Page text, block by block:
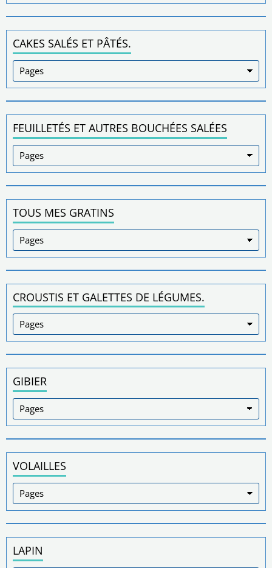
CAKES SALÉS ET PÂTÉS.
FEUILLETÉS ET AUTRES BOUCHÉES SALÉES
TOUS MES GRATINS
CROUSTIS ET GALETTES DE LÉGUMES.
GIBIER
VOLAILLES
LAPIN